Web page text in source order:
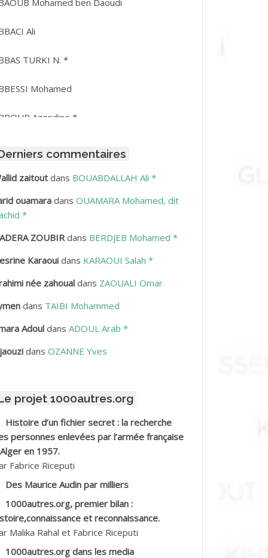
Ali
TURKI N. *
Mohamed
Azzedine *
Amar
Hamid
Mohamed
Lakhdar
Haciba
Mohamed Hamoud*
Mohamed *
Ahmed
Mohamed ben Kaddour
Kouider
Ahmed dit le Coiffeur
Mohamed
commentaires
zaitoutdans BOUABDALLAH Ali *
ouamaradans OUAMARA Mohamed, dit
*
ZOUBIRdans BERDJEB Mohamed *
Karaouidans KARAOUI Salah *
née zahoualdans ZAOUALI Omar
dans TAIBI Mohammed
Adouldans ADOUL Arab *
dans OZANNE Yves
projet 1000autres.org
Histoire d’un fichier secret : la recherche
personnes enlevées par l’armée française
en 1957.
Fabrice Riceputi
Des Maurice Audin par milliers
1000autres.org, premier bilan :
et reconnaissance.
Malika Rahal et Fabrice Riceputi
1000autres.org dans les media